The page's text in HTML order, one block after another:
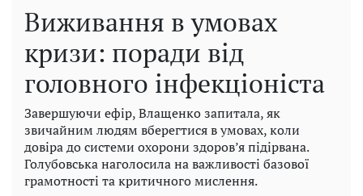
Виживання в умовах
кризи: поради від
головного інфекціоніста
Завершуючи ефір, Влащенко запитала, як
звичайним людям вберегтися в умовах, коли
довіра до системи охорони здоров’я підірвана.
Голубовська наголосила на важливості базової
грамотності та критичного мислення.